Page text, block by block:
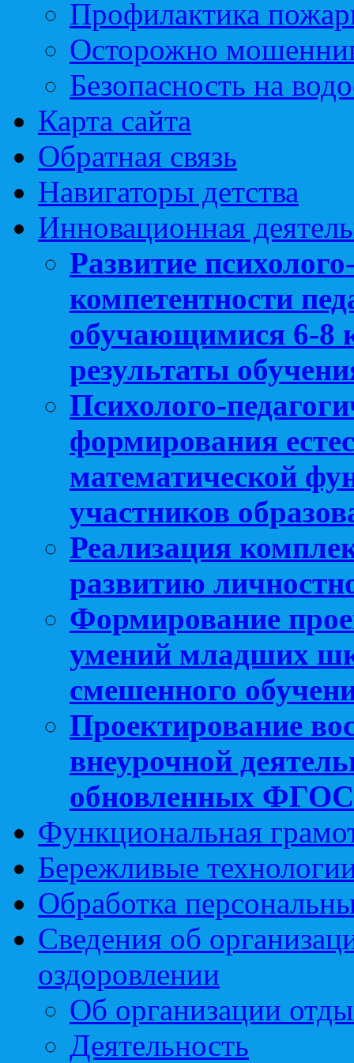
Профилактика
Осторожно
Безопасность на
Карта сайта
Обратная связь
Навигаторы детства
Инновационная
Развитие
компетентности
обучающимися 6-8
результаты
Психолого-
формирования
математической
участников
Реализация
развитию
Формирование
умений младших
смешенного
Проектирование
внеурочной
обновленных
Функциональная
Бережливые
Обработка
Сведения об
оздоровлении
Об организации
Деятельность